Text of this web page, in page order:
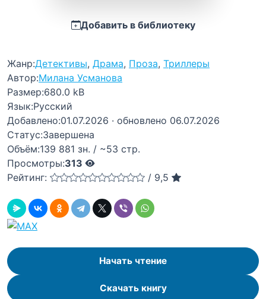
Добавить в библиотеку
Жанр:Детективы, Драма, Проза, Триллеры
Автор:Милана Усманова
Размер:680.0 kB
Язык:Русский
Добавлено:01.07.2026 · обновлено 06.07.2026
Статус:Завершена
Объём:139 881 зн. / ~53 стр.
Просмотры:313
Рейтинг:
/ 9,5
Начать чтение
Скачать книгу